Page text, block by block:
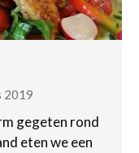
2019
gegeten rond
eten we een